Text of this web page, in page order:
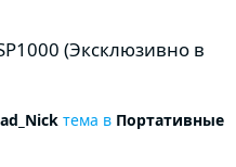
(Эксклюзивно в
тема в Портативные